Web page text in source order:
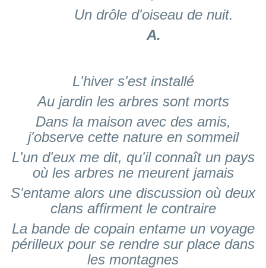
Un drôle d'oiseau de nuit.
A.
L'hiver s'est installé
Au jardin les arbres sont morts
Dans la maison avec des amis,
j'observe cette nature en sommeil
L'un d'eux me dit, qu'il connaît un pays
où les arbres ne meurent jamais
S'entame alors une discussion où deux
clans affirment le contraire
La bande de copain entame un voyage
périlleux pour se rendre sur place dans
les montagnes